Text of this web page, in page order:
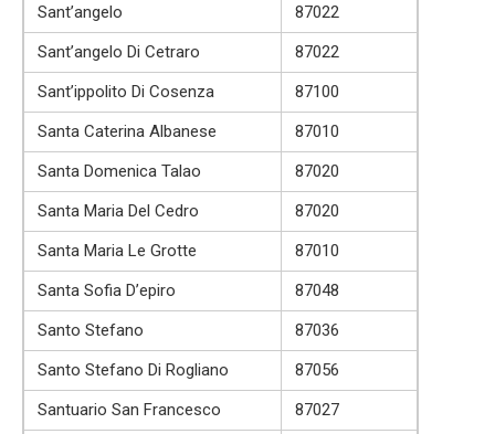
Sant’angelo
87022
Sant’angelo Di Cetraro
87022
Sant’ippolito Di Cosenza
87100
Santa Caterina Albanese
87010
Santa Domenica Talao
87020
Santa Maria Del Cedro
87020
Santa Maria Le Grotte
87010
Santa Sofia D’epiro
87048
Santo Stefano
87036
Santo Stefano Di Rogliano
87056
Santuario San Francesco
87027